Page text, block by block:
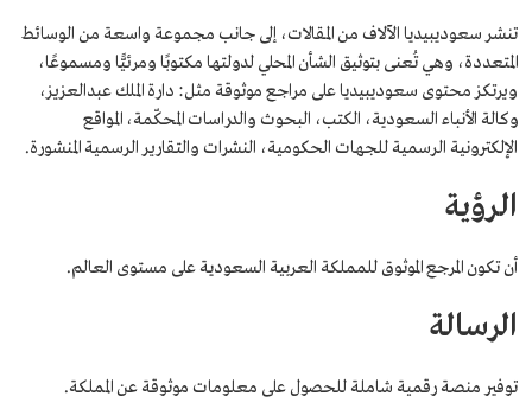
تنشر سعوديبيديا الآلاف من المقالات، إلى جانب مجموعة واسعة من الوسائط
المتعددة، وهي تُعنى بتوثيق الشأن المحلي لدولتها مكتوبًا ومرئيًّا ومسموعًا،
ويرتكز محتوى سعوديبيديا على مراجع موثوقة مثل: دارة الملك عبدالعزيز،
وكالة الأنباء السعودية، الكتب، البحوث والدراسات المحكّمة، المواقع
الإلكترونية الرسمية للجهات الحكومية، النشرات والتقارير الرسمية المنشورة.
الرؤية
أن تكون المرجع الموثوق للمملكة العربية السعودية على مستوى العالم.
الرسالة
توفير منصة رقمية شاملة للحصول على معلومات موثوقة عن المملكة.